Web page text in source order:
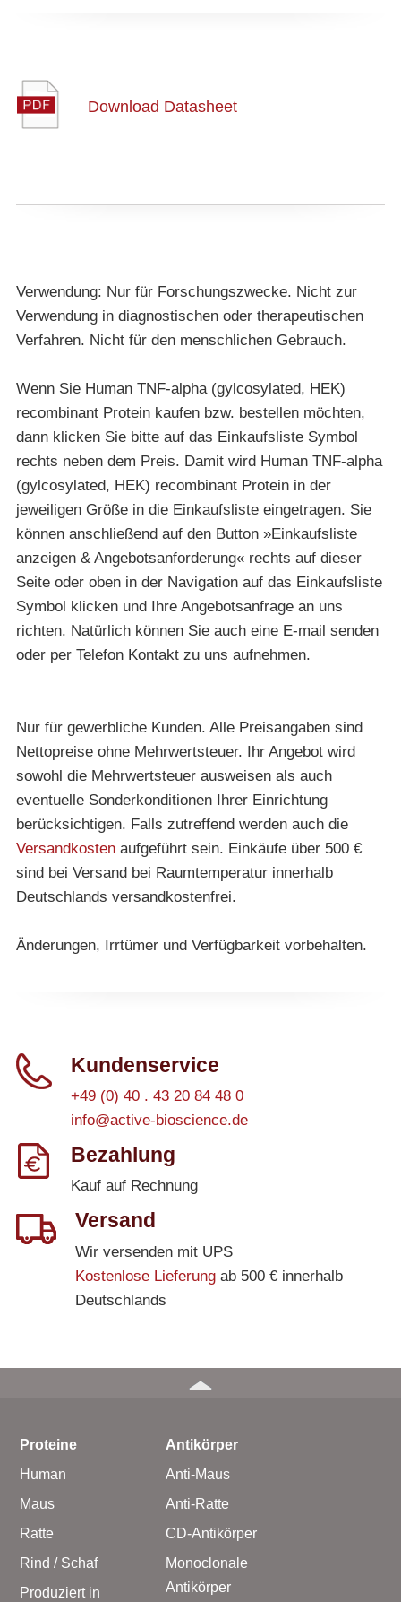
Download Datasheet
Verwendung: Nur für Forschungszwecke. Nicht zur
Verwendung in diagnostischen oder therapeutischen
Verfahren. Nicht für den menschlichen Gebrauch.
Wenn Sie Human TNF-alpha (gylcosylated, HEK)
recombinant Protein kaufen bzw. bestellen möchten,
dann klicken Sie bitte auf das Einkaufsliste Symbol
rechts neben dem Preis. Damit wird Human TNF-alpha
(gylcosylated, HEK) recombinant Protein in der
jeweiligen Größe in die Einkaufsliste eingetragen. Sie
können anschließend auf den Button »Einkaufsliste
anzeigen & Angebotsanforderung« rechts auf dieser
Seite oder oben in der Navigation auf das Einkaufsliste
Symbol klicken und Ihre Angebotsanfrage an uns
richten. Natürlich können Sie auch eine E-mail senden
oder per Telefon Kontakt zu uns aufnehmen.
Nur für gewerbliche Kunden. Alle Preisangaben sind
Nettopreise ohne Mehrwertsteuer. Ihr Angebot wird
sowohl die Mehrwertsteuer ausweisen als auch
eventuelle Sonderkonditionen Ihrer Einrichtung
berücksichtigen. Falls zutreffend werden auch die
Versandkostenaufgeführt sein. Einkäufe über 500 €
sind bei Versand bei Raumtemperatur innerhalb
Deutschlands versandkostenfrei.
Änderungen, Irrtümer und Verfügbarkeit vorbehalten.
Kundenservice
+49 (0) 40 . 43 20 84 48 0
info@active-bioscience.de
Bezahlung
Kauf auf Rechnung
Versand
Wir versenden mit UPS
Kostenlose Lieferungab 500 € innerhalb
Deutschlands
Proteine
Human
Maus
Ratte
Rind / Schaf
Produziert in
Antikörper
Anti-Maus
Anti-Ratte
CD-Antikörper
Monoclonale
Antikörper